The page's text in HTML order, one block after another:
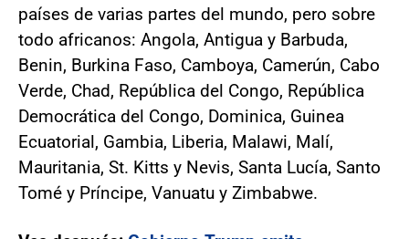
países de varias partes del mundo, pero sobre
todo africanos: Angola, Antigua y Barbuda,
Benin, Burkina Faso, Camboya, Camerún, Cabo
Verde, Chad, República del Congo, República
Democrática del Congo, Dominica, Guinea
Ecuatorial, Gambia, Liberia, Malawi, Malí,
Mauritania, St. Kitts y Nevis, Santa Lucía, Santo
Tomé y Príncipe, Vanuatu y Zimbabwe.